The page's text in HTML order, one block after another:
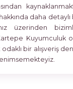
daha
üzerinden
Kuyumculuk
bir alışveriş